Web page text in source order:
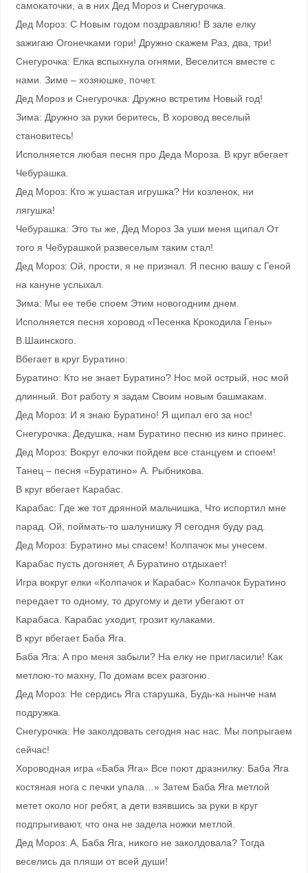
самокаточки, а в них Дед Мороз и Снегурочка.
Дед Мороз: С Новым годом поздравляю! В зале елку
зажигаю Огонечками гори! Дружно скажем Раз, два, три!
Снегурочка: Елка вспыхнула огнями, Веселится вместе с
нами. Зиме – хозяюшке, почет.
Дед Мороз и Снегурочка: Дружно встретим Новый год!
Зима: Дружно за руки беритесь, В хоровод веселый
становитесь!
Исполняется любая песня про Деда Мороза. В круг вбегает
Чебурашка.
Дед Мороз: Кто ж ушастая игрушка? Ни козленок, ни
лягушка!
Чебурашка: Это ты же, Дед Мороз За уши меня щипал От
того я Чебурашкой развеселым таким стал!
Дед Мороз: Ой, прости, я не признал. Я песню вашу с Геной
на кануне услыхал.
Зима: Мы ее тебе споем Этим новогодним днем.
Исполняется песня хоровод «Песенка Крокодила Гены»
В.Шаинского.
Вбегает в круг Буратино:
Буратино: Кто не знает Буратино? Нос мой острый, нос мой
длинный. Вот работу я задам Своим новым башмакам.
Дед Мороз: И я знаю Буратино! Я щипал его за нос!
Снегурочка: Дедушка, нам Буратино песню из кино принес.
Дед Мороз: Вокруг елочки пойдем все станцуем и споем!
Танец – песня «Буратино» А. Рыбникова.
В круг вбегает Карабас.
Карабас: Где же тот дрянной мальчишка, Что испортил мне
парад. Ой, поймать-то шалунишку Я сегодня буду рад.
Дед Мороз: Буратино мы спасем! Колпачок мы унесем.
Карабас пусть догоняет, А Буратино отдыхает!
Игра вокруг елки «Колпачок и Карабас» Колпачок Буратино
передает то одному, то другому и дети убегают от
Карабаса. Карабас уходит, грозит кулаками.
В круг вбегает Баба Яга.
Баба Яга: А про меня забыли? На елку не пригласили! Как
метлою-то махну, По домам всех разгоню.
Дед Мороз: Не сердись Яга старушка, Будь-ка нынче нам
подружка.
Снегурочка: Не заколдовать сегодня нас нас. Мы попрыгаем
сейчас!
Хороводная игра «Баба Яга» Все поют дразнилку: Баба Яга
костяная нога с печки упала…» Затем Баба Яга метлой
метет около ног ребят, а дети взявшись за руки в круг
подпрыгивают, что она не задела ножки метлой.
Дед Мороз: А, Баба Яга, никого не заколдовала? Тогда
веселись да пляши от всей души!